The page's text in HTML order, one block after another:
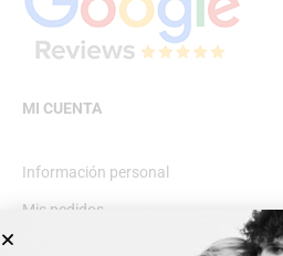
MI CUENTA
Información personal
Mis pedidos